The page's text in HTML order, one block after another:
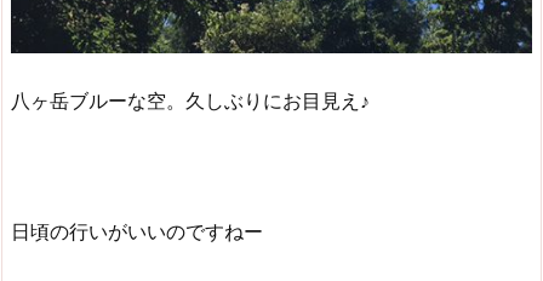
八ヶ岳ブルーな空。久しぶりにお目見え♪
日頃の行いがいいのですねー